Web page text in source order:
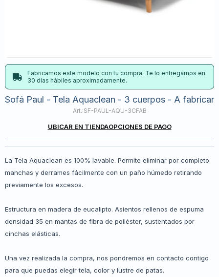
Fabricamos este modelo con tu compra. Te lo entregamos en
30 días hábiles aproximadamente.
Sofá Paul - Tela Aquaclean - 3 cuerpos - A fabricar
SF-PAUL-AQU-3CFAB
UBICAR EN TIENDAOPCIONES DE PAGO
La Tela Aquaclean es 100% lavable. Permite eliminar por completo
manchas y derrames fácilmente con un paño húmedo retirando
previamente los excesos.
Estructura en madera de eucalipto. Asientos rellenos de espuma
densidad 35 en mantas de fibra de poliéster, sustentados por
cinchas elásticas.
Una vez realizada la compra, nos pondremos en contacto contigo
para que puedas elegir tela, color y lustre de patas.